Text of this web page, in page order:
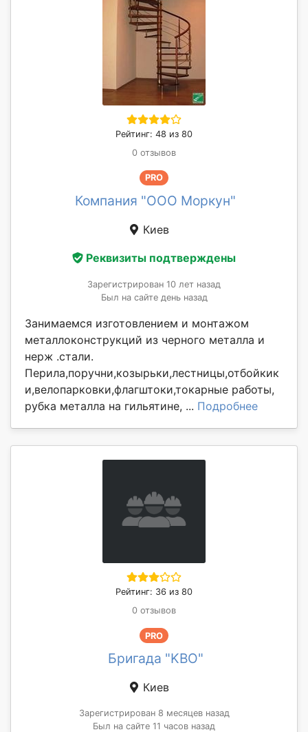
Рейтинг: 48 из 80
0 отзывов
PRO
Компания "ООО Моркун"
Киев
Реквизиты подтверждены
Зарегистрирован 10 лет назад
Был на сайте день назад
Занимаемся изготовлением и монтажом
металлоконструкций из черного металла и
нерж .стали.
Перила,поручни,козырьки,лестницы,отбойкик
и,велопарковки,флагштоки,токарные работы,
рубка металла на гильятине, ... Подробнее
Рейтинг: 36 из 80
0 отзывов
PRO
Бригада "KBO"
Киев
Зарегистрирован 8 месяцев назад
Был на сайте 11 часов назад